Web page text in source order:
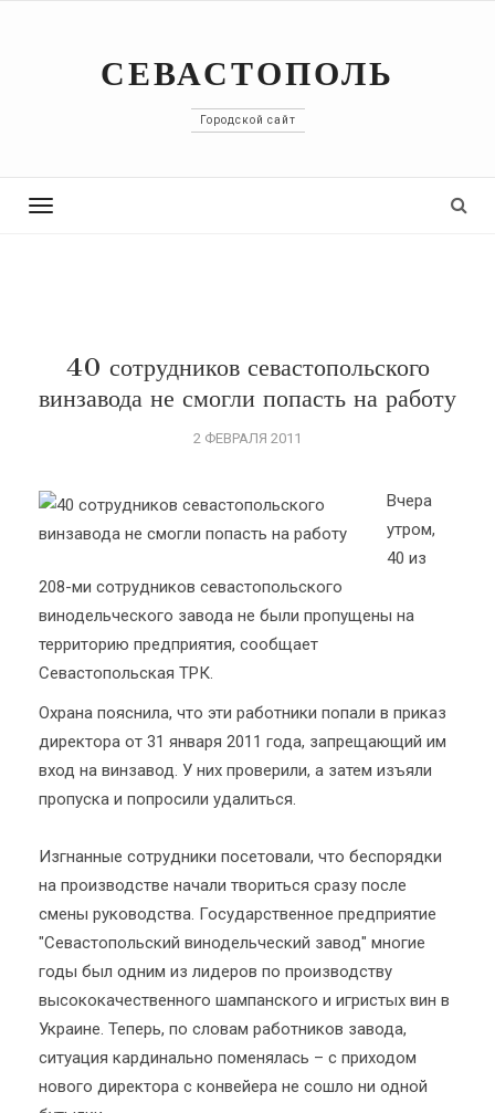
СЕВАСТОПОЛЬ
Городской сайт
Toggle
40 сотрудников севастопольского
винзавода не смогли попасть на работу
2 ФЕВРАЛЯ 2011
Вчера
утром,
40 из
208-ми сотрудников севастопольского
винодельческого завода не были пропущены на
территорию предприятия, сообщает
Севастопольская ТРК.
Охрана пояснила, что эти работники попали в приказ
директора от 31 января 2011 года, запрещающий им
вход на винзавод. У них проверили, а затем изъяли
пропуска и попросили удалиться.
Изгнанные сотрудники посетовали, что беспорядки
на производстве начали твориться сразу после
смены руководства. Государственное предприятие
"Севастопольский винодельческий завод" многие
годы был одним из лидеров по производству
высококачественного шампанского и игристых вин в
Украине. Теперь, по словам работников завода,
ситуация кардинально поменялась – с приходом
нового директора с конвейера не сошло ни одной